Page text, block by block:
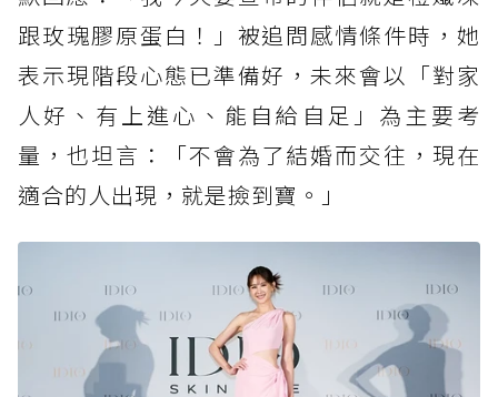
跟玫瑰膠原蛋白！」被追問感情條件時，她
表示現階段心態已準備好，未來會以「對家
人好、有上進心、能自給自足」為主要考
量，也坦言：「不會為了結婚而交往，現在
適合的人出現，就是撿到寶。」